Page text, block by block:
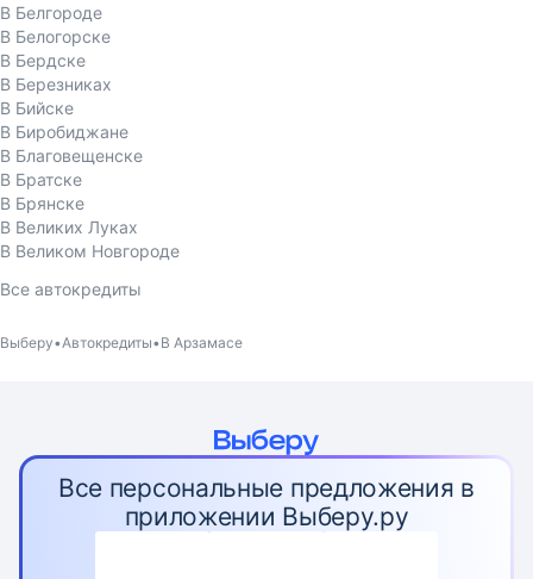
В Белгороде
В Белогорске
В Бердске
В Березниках
В Бийске
В Биробиджане
В Благовещенске
В Братске
В Брянске
В Великих Луках
В Великом Новгороде
Все автокредиты
Выберу Автокредиты В Арзамасе
Все персональные предложения в
приложении Выберу.ру